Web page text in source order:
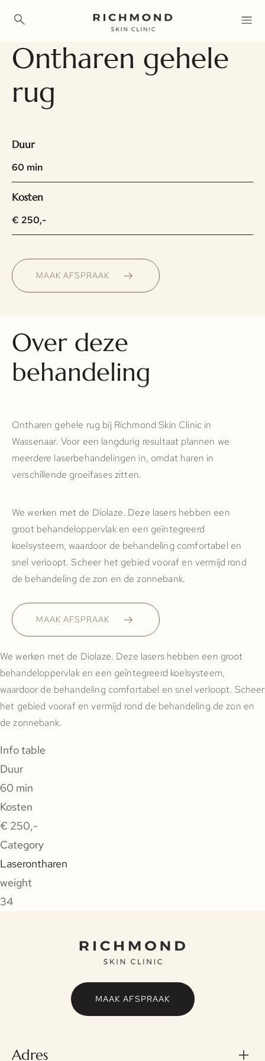
naar
inhoud
gaan
Ontharen gehele
rug
Duur
60 min
Kosten
€ 250,-
MAAK AFSPRAAK
Over deze
behandeling
Ontharen gehele rug bij Richmond Skin Clinic in
Wassenaar. Voor een langdurig resultaat plannen we
meerdere laserbehandelingen in, omdat haren in
verschillende groeifases zitten.
We werken met de Diolaze. Deze lasers hebben een
groot behandeloppervlak en een geïntegreerd
koelsysteem, waardoor de behandeling comfortabel en
snel verloopt. Scheer het gebied vooraf en vermijd rond
de behandeling de zon en de zonnebank.
MAAK AFSPRAAK
We werken met de Diolaze. Deze lasers hebben een groot
behandeloppervlak en een geïntegreerd koelsysteem,
waardoor de behandeling comfortabel en snel verloopt. Scheer
het gebied vooraf en vermijd rond de behandeling de zon en
de zonnebank.
Info table
Duur
60 min
Kosten
€ 250,-
Category
Laserontharen
weight
34
MAAK AFSPRAAK
Adres